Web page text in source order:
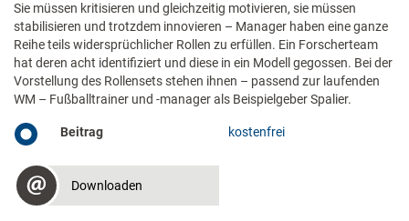
Sie müssen kritisieren und gleichzeitig motivieren, sie müssen
stabilisieren und trotzdem innovieren – Manager haben eine ganze
Reihe teils widersprüchlicher Rollen zu erfüllen. Ein Forscherteam
hat deren acht identifiziert und diese in ein Modell gegossen. Bei der
Vorstellung des Rollensets stehen ihnen – passend zur laufenden
WM – Fußballtrainer und -manager als Beispielgeber Spalier.
Beitrag kostenfrei
Downloaden